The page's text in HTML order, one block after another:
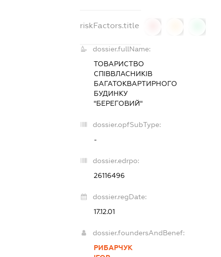
riskFactors.title
dossier.fullName:
ТОВАРИСТВО
СПІВВЛАСНИКІВ
БАГАТОКВАРТИРНОГО
БУДИНКУ
"БЕРЕГОВИЙ"
dossier.opfSubType:
-
dossier.edrpo:
26116496
dossier.regDate:
17.12.01
dossier.foundersAndBenef:
РИБАРЧУК